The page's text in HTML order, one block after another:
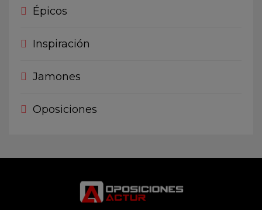
Épicos
Inspiración
Jamones
Oposiciones